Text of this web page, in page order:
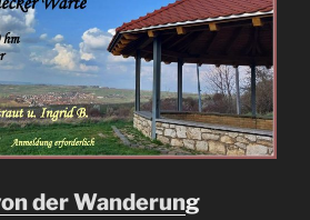
der Wanderung